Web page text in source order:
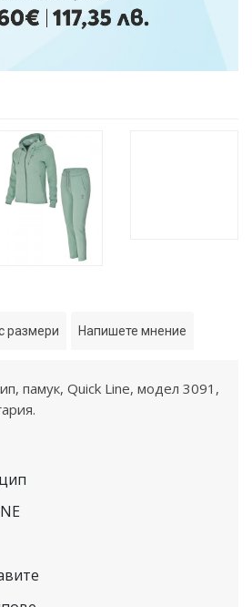
размери Напишете мнение
памук, Quick Line, модел 3091,